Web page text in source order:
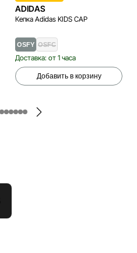
ADIDAS
Кепка Adidas KIDS CAP
OSFY OSFC
Доставка: от 1 часа
Добавить в корзину